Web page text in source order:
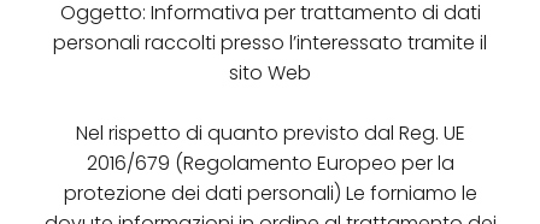
Oggetto: Informativa per trattamento di dati
personali raccolti presso l’interessato tramite il
sito Web
Nel rispetto di quanto previsto dal Reg. UE
2016/679 (Regolamento Europeo per la
protezione dei dati personali) Le forniamo le